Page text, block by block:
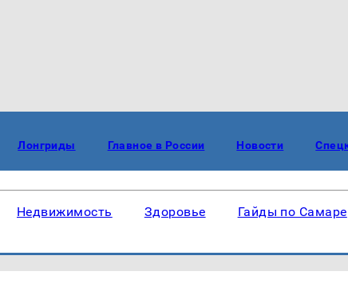
Лонгриды Главное в России Новости
Недвижимость Здоровье Гайды по Самаре